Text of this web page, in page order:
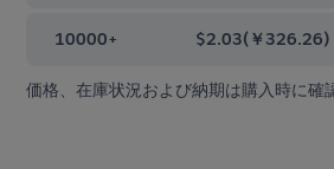
10000+ $2.03(￥326.26)
価格、在庫状況および納期は購入時に確